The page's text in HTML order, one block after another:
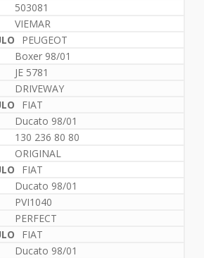
503081
VIEMAR
PEUGEOT
Boxer 98/01
JE 5781
DRIVEWAY
FIAT
Ducato 98/01
130 236 80 80
ORIGINAL
FIAT
Ducato 98/01
PVI1040
PERFECT
FIAT
Ducato 98/01